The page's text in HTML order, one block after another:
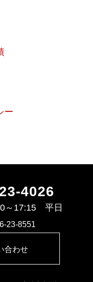
ー
4026
～17:15 平日
23-8551
合わせ